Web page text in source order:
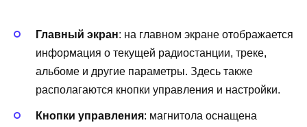
Главный экран: на главном экране отображается
информация о текущей радиостанции, треке,
альбоме и другие параметры. Здесь также
располагаются кнопки управления и настройки.
Кнопки управления: магнитола оснащена